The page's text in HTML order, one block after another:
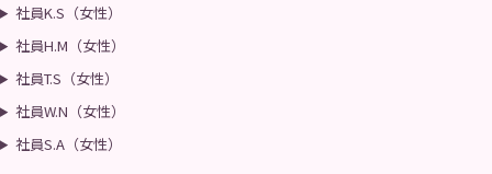
社員K.S（女性）
社員H.M（女性）
社員T.S（女性）
社員W.N（女性）
社員S.A（女性）